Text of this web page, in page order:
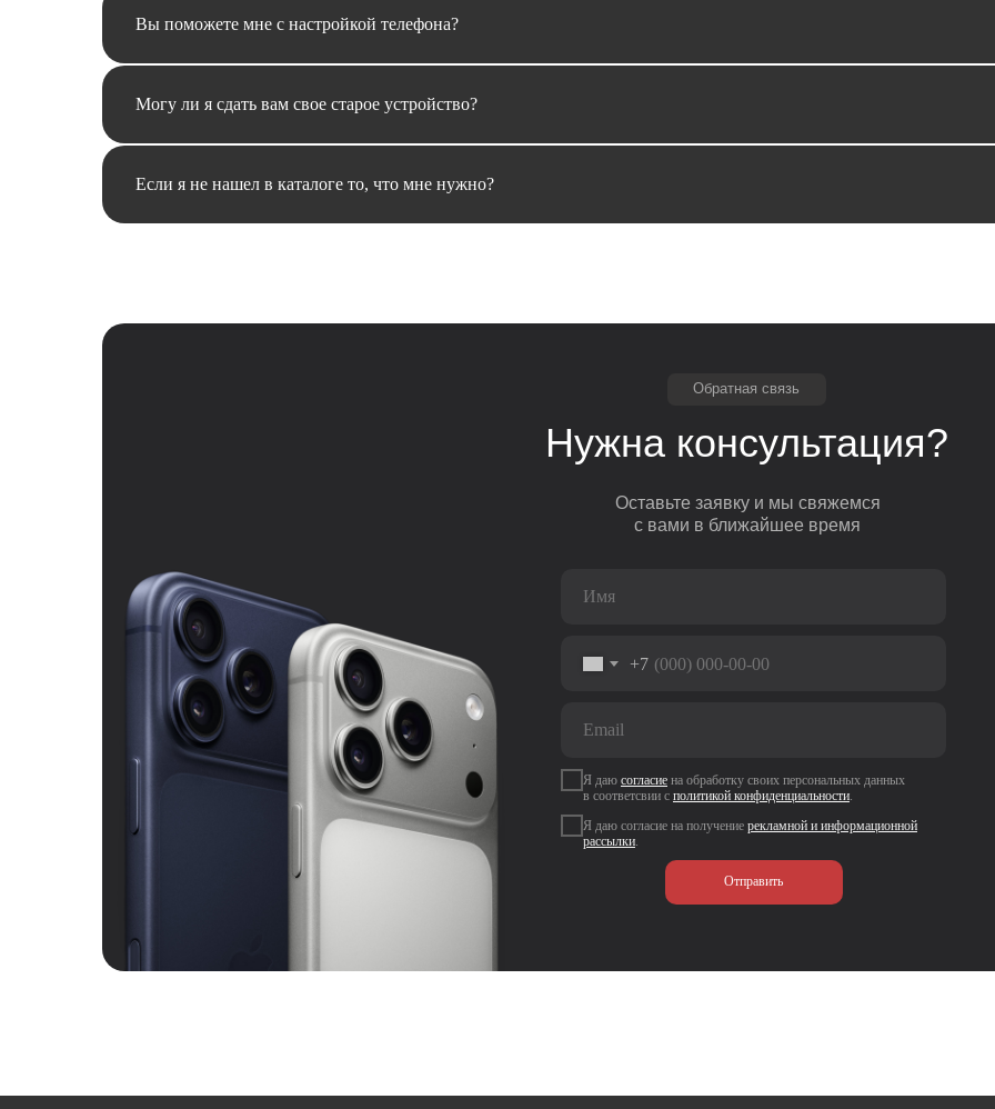
Вы поможете мне с настройкой телефона?
Могу ли я сдать вам свое старое устройство?
Если я не нашел в каталоге то, что мне нужно?
+7
Я даю согласие на обработку своих персональных данных
в соответсвии с политикой конфиденциальности
Я даю согласие на получение рекламной и информационной
рассылки
Отправить
Нужна консультация?
Обратная связь
Оставьте заявку и мы свяжемся
с вами в ближайшее время